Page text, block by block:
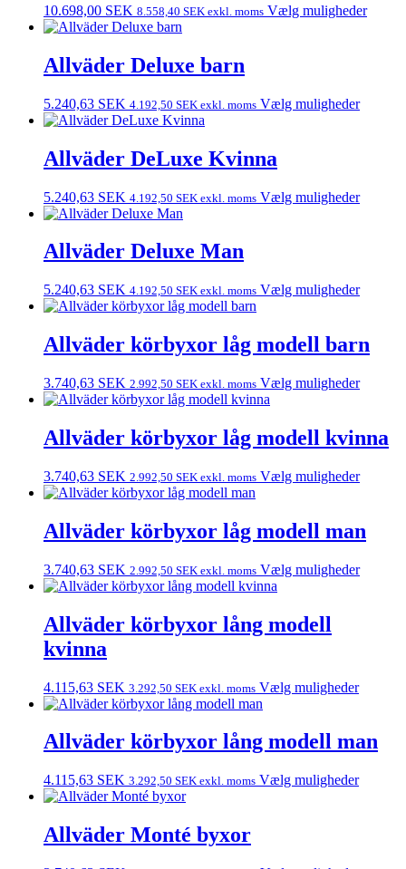
10.698,00 SEK 8.558,40 SEK exkl. moms Vælg muligheder
Allväder Deluxe barn
5.240,63 SEK 4.192,50 SEK exkl. moms Vælg muligheder
Allväder DeLuxe Kvinna
5.240,63 SEK 4.192,50 SEK exkl. moms Vælg muligheder
Allväder Deluxe Man
5.240,63 SEK 4.192,50 SEK exkl. moms Vælg muligheder
Allväder körbyxor låg modell barn
3.740,63 SEK 2.992,50 SEK exkl. moms Vælg muligheder
Allväder körbyxor låg modell kvinna
3.740,63 SEK 2.992,50 SEK exkl. moms Vælg muligheder
Allväder körbyxor låg modell man
3.740,63 SEK 2.992,50 SEK exkl. moms Vælg muligheder
Allväder körbyxor lång modell
kvinna
4.115,63 SEK 3.292,50 SEK exkl. moms Vælg muligheder
Allväder körbyxor lång modell man
4.115,63 SEK 3.292,50 SEK exkl. moms Vælg muligheder
Allväder Monté byxor